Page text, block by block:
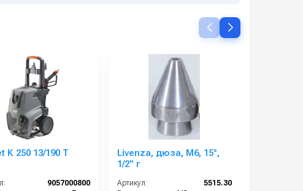
K 250 13/190 T
9057000800
Livenza, дюза, M6, 15°,
1/2'' г
Артикул:
5515.30